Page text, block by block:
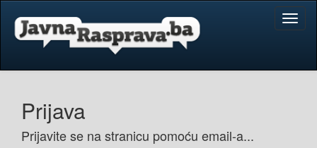
Prijava
Prijavite se na stranicu pomoću email-a...